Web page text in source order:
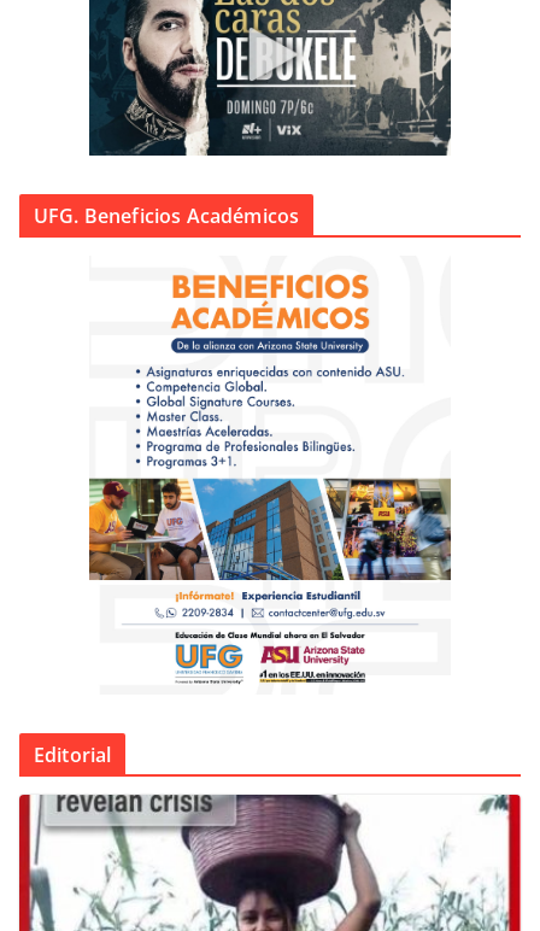
UFG. Beneficios Académicos
Editorial